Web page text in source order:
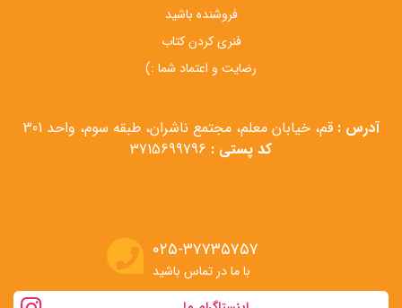
فروشنده باشید
فنری کردن کتاب
رضایت و اعتماد شما :)
آدرس : قم، خیابان معلم، مجتمع ناشران، طبقه سوم، واحد 301
کد پستی :
۰۲۵-۳۷۷۳۵۷۵۷
با ما در تماس باشید